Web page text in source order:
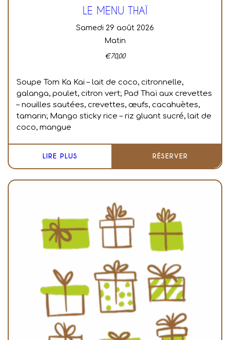
LE MENU THAÏ
samedi 29 août 2026
Matin
€70,00
Soupe Tom Ka Kai – lait de coco, citronnelle,
galanga, poulet, citron vert; Pad Thaï aux crevettes
– nouilles sautées, crevettes, œufs, cacahuètes,
tamarin; Mango sticky rice – riz gluant sucré, lait de
coco, mangue
LIRE PLUS RÉSERVER